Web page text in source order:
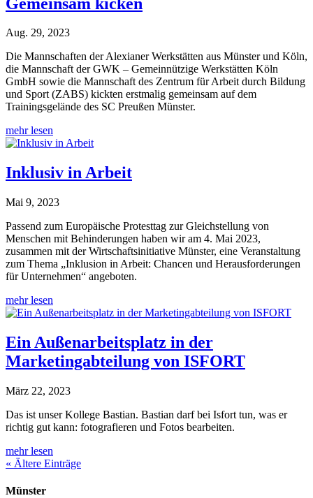
Aug. 29, 2023
Die Mannschaften der Alexianer Werkstätten aus Münster und Köln,
die Mannschaft der GWK – Gemeinnützige Werkstätten Köln
GmbH sowie die Mannschaft des Zentrum für Arbeit durch Bildung
und Sport (ZABS) kickten erstmalig gemeinsam auf dem
Trainingsgelände des SC Preußen Münster.
mehr lesen
Inklusiv in Arbeit
Mai 9, 2023
Passend zum Europäische Protesttag zur Gleichstellung von
Menschen mit Behinderungen haben wir am 4. Mai 2023,
zusammen mit der Wirtschaftsinitiative Münster, eine Veranstaltung
zum Thema „Inklusion in Arbeit: Chancen und Herausforderungen
für Unternehmen“ angeboten.
mehr lesen
Ein Außenarbeitsplatz in der
Marketingabteilung von ISFORT
März 22, 2023
Das ist unser Kollege Bastian. Bastian darf bei Isfort tun, was er
richtig gut kann: fotografieren und Fotos bearbeiten.
mehr lesen
« Ältere Einträge
Münster